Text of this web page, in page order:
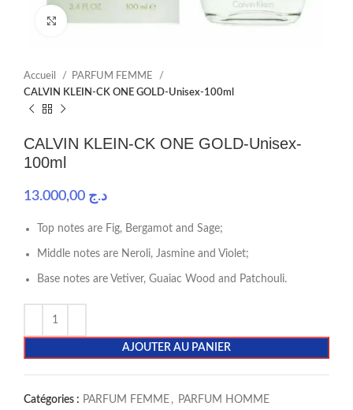
Accueil
PARFUM FEMME
CALVIN KLEIN-CK ONE GOLD-Unisex-100ml
CALVIN KLEIN-CK ONE GOLD-Unisex-
100ml
د.ج
Top notes are Fig, Bergamot and Sage;
Middle notes are Neroli, Jasmine and Violet;
Base notes are Vetiver, Guaiac Wood and Patchouli.
AJOUTER AU PANIER
Catégories : PARFUM FEMME , PARFUM HOMME